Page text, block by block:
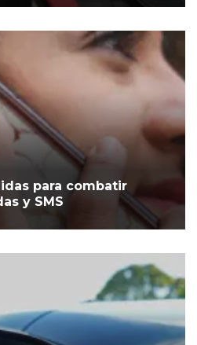
para combatir
y SMS